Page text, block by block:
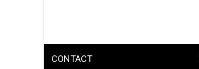
CONTACT